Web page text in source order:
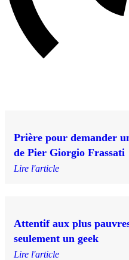
Prière pour demander
de Pier Giorgio Frassati
Lire l'article
Attentif aux plus
seulement un geek
Lire l'article